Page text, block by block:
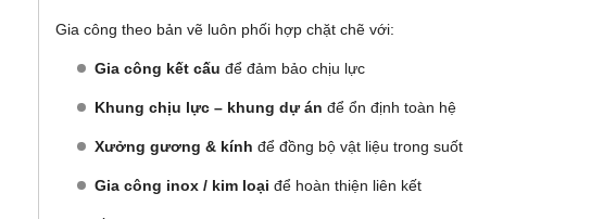
Gia công theo bản vẽ luôn phối hợp chặt chẽ với:
Gia công kết cấu để đảm bảo chịu lực
Khung chịu lực – khung dự án để ổn định toàn hệ
Xưởng gương & kính để đồng bộ vật liệu trong suốt
Gia công inox / kim loại để hoàn thiện liên kết